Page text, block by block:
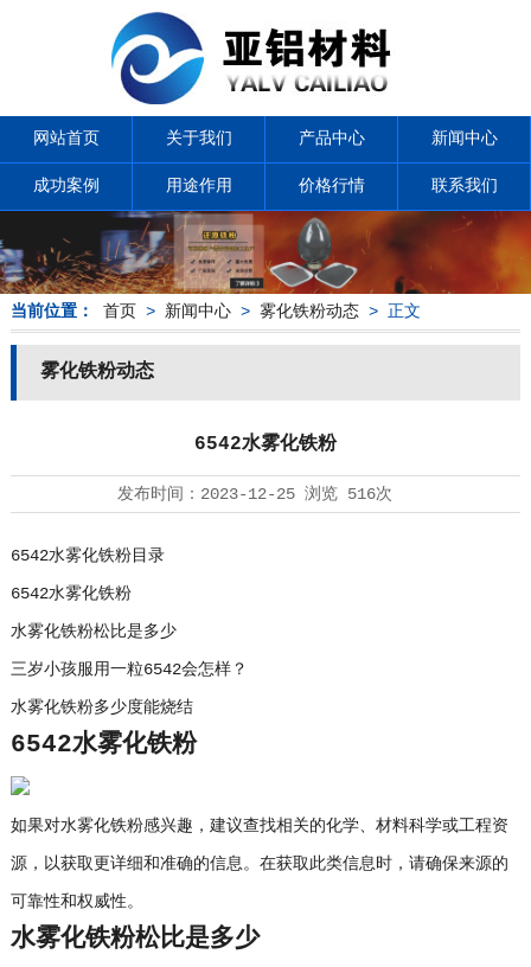
网站首页 关于我们 产品中心 新闻中心
成功案例 用途作用 价格行情 联系我们
当前位置： 首页 > 新闻中心> 雾化铁粉动态> 正文
雾化铁粉动态
6542水雾化铁粉
发布时间： 2023-12-25浏览 516次
6542水雾化铁粉目录
6542水雾化铁粉
水雾化铁粉松比是多少
三岁小孩服用一粒6542会怎样？
水雾化铁粉多少度能烧结
6542水雾化铁粉
如果对水雾化铁粉感兴趣，建议查找相关的化学、材料科学或工程资
源，以获取更详细和准确的信息。在获取此类信息时，请确保来源的
可靠性和权威性。
水雾化铁粉松比是多少